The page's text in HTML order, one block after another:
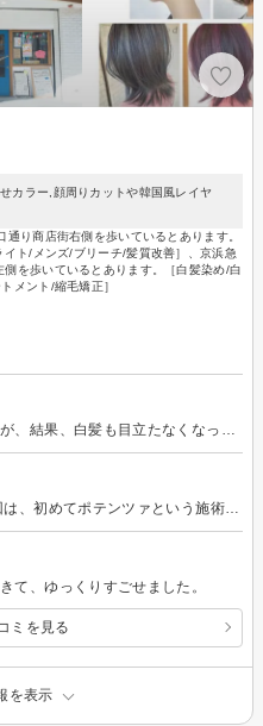
カラー,顔周りカットや韓国風レイヤ
り商店街右側を歩いているとあります。
ト/メンズ/ブリーチ/髪質改善］、京浜急
を歩いているとあります。［白髪染め/白
メント/縮毛矯正］
いつもお世話になっております。 今回は、初めてポテンツァという施術をしてもらいましたが結果とても良いです！ 施術後あまり湿気を感じるところに行っていないので全体の感じはまだわからないのですが、前髪のつむじの分け目が目立たなくなり、ちゃんと真っ直ぐ下りるようになりました。 乾かしている時から、つむじの反発を感じにくくなって感激です！ つむじには直接影響しないと思うのですが、なぜなのかいい感じです。 以前は前髪だけ縮毛矯正をかけていた時もありましたが、ポテンツァの方が傷まなそうだし、これから梅雨の時期はポテンツァにしようと思います。 カラーは今のところ、あまり明るさを感じていませんが、これからが楽しみです。 次回もよろしくお願いします＾＾
て、ゆっくりすごせました。
ミを見る
を表示